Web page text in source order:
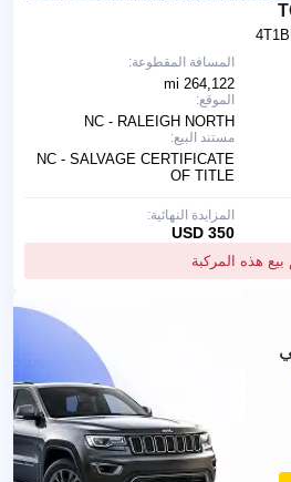
المسافة المقطوعة:
264,122 mi
الموقع:
NC - RALEIGH NORTH
مستند البيع:
NC - SALVAGE CERTIFICATE
OF TITLE
بيع هذه المركبة
المزايدة النهائية:
350 USD